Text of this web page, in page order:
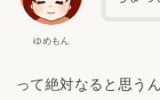
ゆめもん
って絶対なると思う